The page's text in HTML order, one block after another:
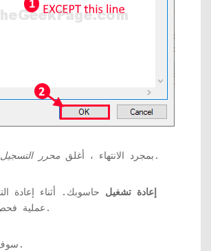
بمجرد الانتهاء ، أغلق محرر التسجيل نافذة او شباك.
إعادة تشغيل حاسوبك. أثناء إعادة
عملية فحص القرص تلقائيًا.
سوف تحل مشكلتك.